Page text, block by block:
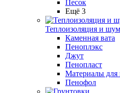
Песок
Ещё 3
Теплоизоляция и
Каменная вата
Пеноплэкс
Джут
Пенопласт
Материалы для
Пенофол